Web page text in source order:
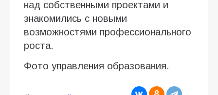
над собственными проектами и
знакомились с новыми
возможностями профессионального
роста.
Фото управления образования.